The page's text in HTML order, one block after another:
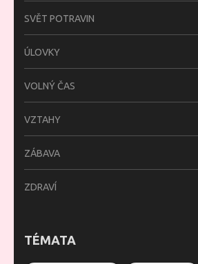
SVĚT POTRAVIN
ÚLOVKY
VOLNÝ ČAS
VZTAHY
ZÁBAVA
ZDRAVÍ
TÉMATA